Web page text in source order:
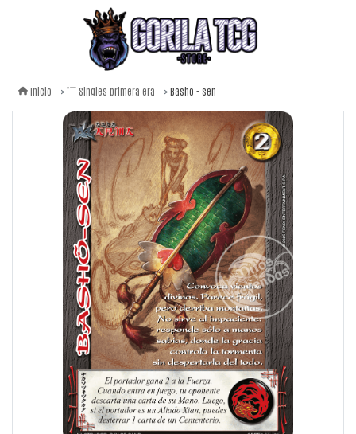
Inicio Singles primera era Basho - sen